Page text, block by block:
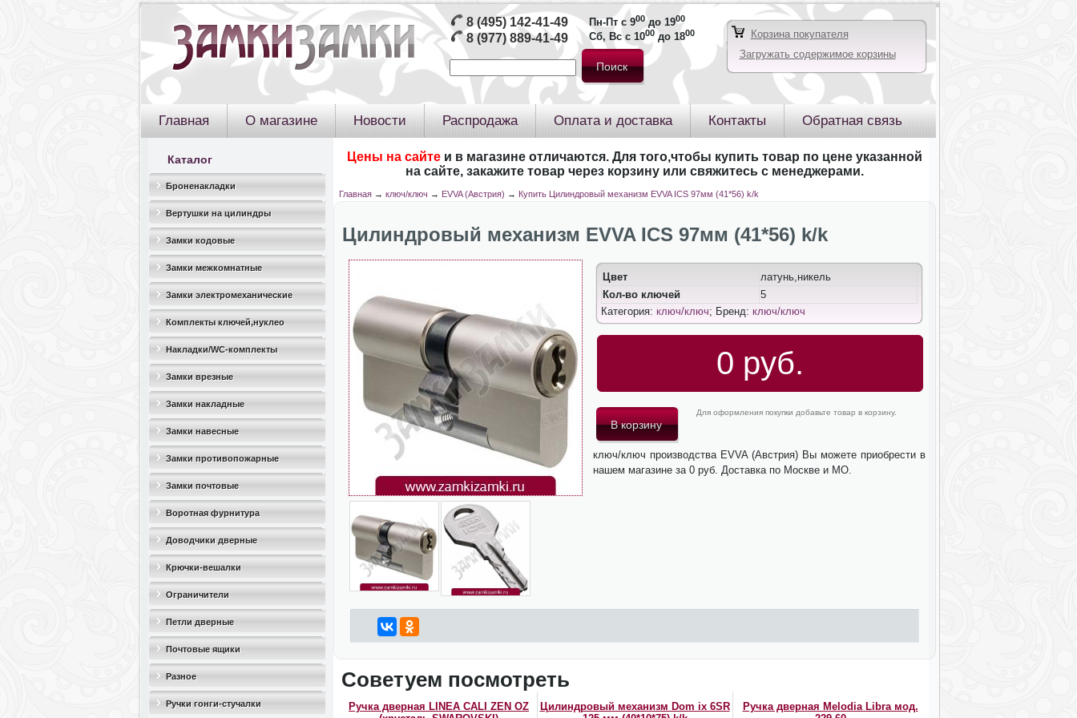
8 (495) 142-41-49
8 (977) 889-41-49
Пн-Пт с 900до 1900
Сб, Вс с 1000до 1800
Корзина покупателя
Загружать содержимое корзины
Главная О магазине Новости Распродажа Оплата и доставка Контакты Обратная связь
Каталог
Броненакладки
Вертушки на цилиндры
Замки кодовые
Замки межкомнатные
Замки электромеханические
Комплекты ключей,нуклео
Накладки/WC-комплекты
Замки врезные
Замки накладные
Замки навесные
Замки противопожарные
Замки почтовые
Воротная фурнитура
Доводчики дверные
Крючки-вешалки
Ограничители
дверные(стопоры)
Петли дверные
Почтовые ящики
Разное
Ручки гонги-стучалки
Цены на сайте и в магазине отличаются. Для того,чтобы купить товар по цене указанной
на сайте, закажите товар через корзину или свяжитесь с менеджерами.
Главная →ключ/ключ → EVVA (Австрия) → Купить Цилиндровый механизм EVVA ICS 97мм (41*56) k/k
Цилиндровый механизм EVVA ICS 97мм (41*56) k/k
Цвет
латунь,никель
Кол-во ключей
5
Категория: ключ/ключ; Бренд: ключ/ключ
0 руб.
Для оформления покупки добавьте товар в корзину.
ключ/ключ производства EVVA (Австрия) Вы можете приобрести в
нашем магазине за 0 руб. Доставка по Москве и МО.
Советуем посмотреть
Ручка дверная LINEA CALI ZEN OZ
Цилиндровый механизм Dom ix 6SR
Ручка дверная Melodia Libra мод.